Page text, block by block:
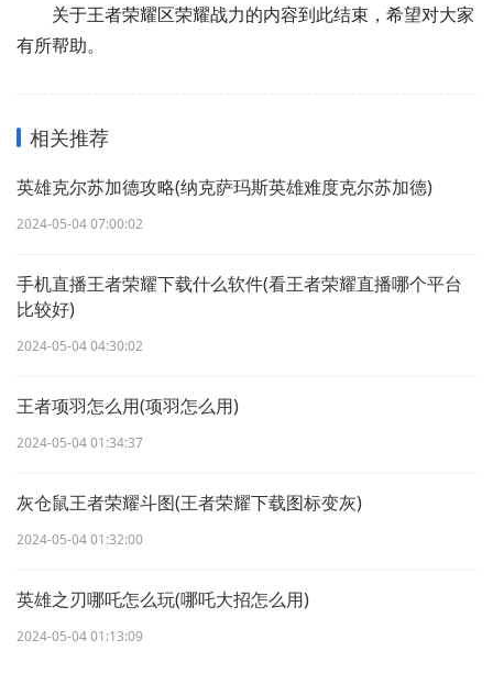
关于王者荣耀区荣耀战力的内容到此结束，希望对大家
有所帮助。
相关推荐
英雄克尔苏加德攻略(纳克萨玛斯英雄难度克尔苏加德)
2024-05-04 07:00:02
手机直播王者荣耀下载什么软件(看王者荣耀直播哪个平台
比较好)
2024-05-04 04:30:02
王者项羽怎么用(项羽怎么用)
2024-05-04 01:34:37
灰仓鼠王者荣耀斗图(王者荣耀下载图标变灰)
2024-05-04 01:32:00
英雄之刃哪吒怎么玩(哪吒大招怎么用)
2024-05-04 01:13:09